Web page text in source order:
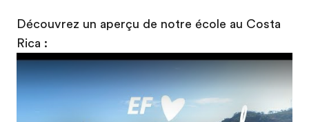
Découvrez un aperçu de notre école au Costa
Rica :